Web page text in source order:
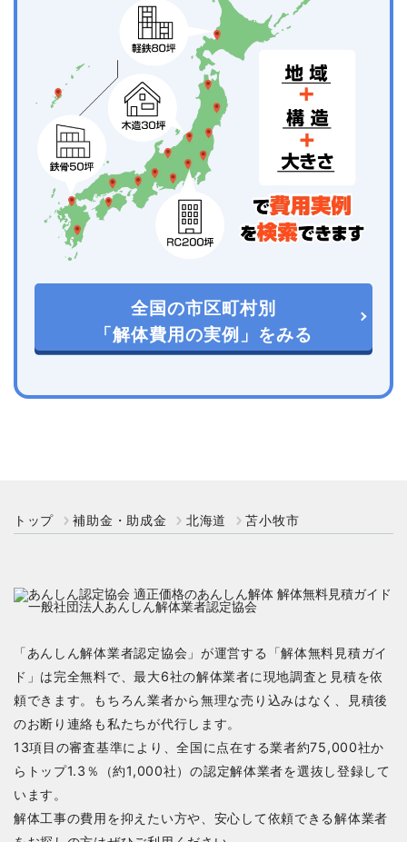
全国の市区町村別
「解体費用の実例」をみる
トップ 補助金・助成金 北海道 苫小牧市
「あんしん解体業者認定協会」が運営する「解体無料見積ガイ
ド」は完全無料で、最大6社の解体業者に現地調査と見積を依
頼できます。もちろん業者から無理な売り込みはなく、見積後
のお断り連絡も私たちが代行します。
13項目の審査基準により、全国に点在する業者約75,000社か
らトップ1.3％（約1,000社）の認定解体業者を選抜し登録して
います。
解体工事の費用を抑えたい方や、安心して依頼できる解体業者